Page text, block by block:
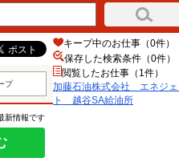
プ
新情報です
キープ中のお仕事（0件）
保存した検索条件（0件）
閲覧したお仕事（1件）
加藤石油株式会社 エネジェ
ト 越谷SA給油所